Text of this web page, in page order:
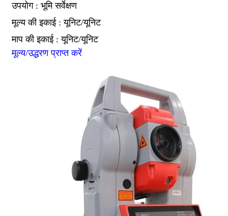
उपयोग : भूमि सर्वेक्षण
मूल्य की इकाई : यूनिट/यूनिट
माप की इकाई : यूनिट/यूनिट
मूल्य/उद्धरण प्राप्त करें